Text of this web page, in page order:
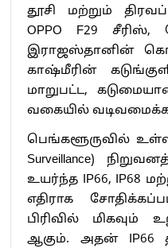
தூசி மற்றும்
OPPO F29
இராஜஸ்தானின்
காஷ்மீரின்
மாறுபட்ட,
வகையில்
பெங்களூருவில் உள்ள
Surveillance)
உயர்ந்த IP66, IP68
எதிராக
பிரிவில் மிகவும்
ஆகும். அதன் IP66